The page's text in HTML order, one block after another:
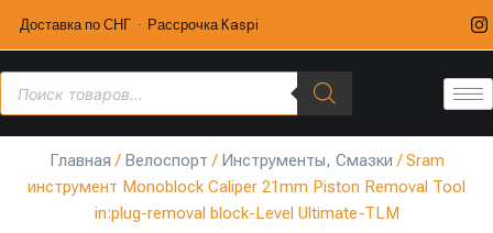
Доставка по СНГ · Рассрочка Kaspi
Главная / Велоспорт / Инструменты, Смазки / Sram
инструмент Monoblock Caliper 21mm Piston Removal Tool
in:plug-removal block-Level Ultimate-TLM